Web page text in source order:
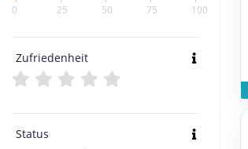
0 25 50 75 100
Zufriedenheit
Status